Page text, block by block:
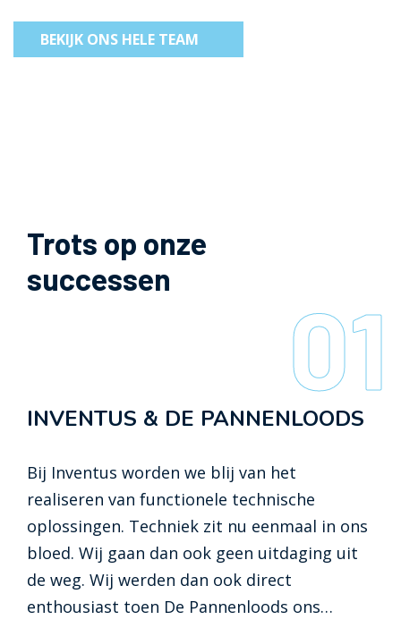
BEKIJK ONS HELE TEAM
Trots op onze
successen
01
INVENTUS & DE PANNENLOODS
Bij Inventus worden we blij van het
realiseren van functionele technische
oplossingen. Techniek zit nu eenmaal in ons
bloed. Wij gaan dan ook geen uitdaging uit
de weg. Wij werden dan ook direct
enthousiast toen De Pannenloods ons